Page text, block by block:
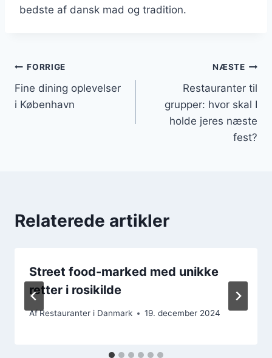
bedste af dansk mad og tradition.
Indlægsnavigation
FORRIGE
Fine dining oplevelser
i København
NÆSTE
Restauranter til
grupper: hvor skal I
holde jeres næste
fest?
Relaterede artikler
Street food-marked med unikke
retter i rosikilde
AfRestauranter i Danmark 19. december 2024